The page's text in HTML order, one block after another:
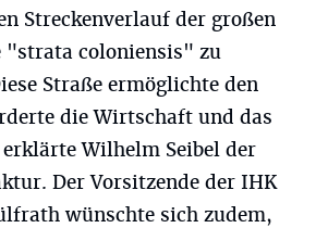
Streckenverlauf der großen
"strata coloniensis" zu
Straße ermöglichte den
die Wirtschaft und das
Wilhelm Seibel der
Der Vorsitzende der IHK
wünschte sich zudem,